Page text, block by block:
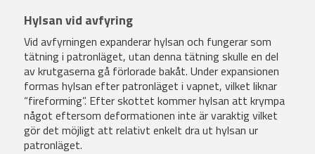
Hylsan vid avfyring
Vid avfyrningen expanderar hylsan och fungerar som
tätning i patronläget, utan denna tätning skulle en del
av krutgaserna gå förlorade bakåt. Under expansionen
formas hylsan efter patronläget i vapnet, vilket liknar
“fireforming”. Efter skottet kommer hylsan att krympa
något eftersom deformationen inte är varaktig vilket
gör det möjligt att relativt enkelt dra ut hylsan ur
patronläget.